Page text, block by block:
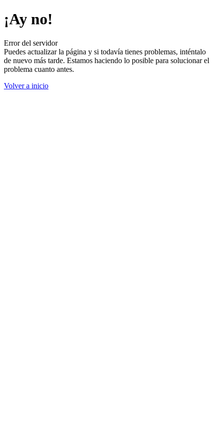
¡Ay no!
Error del servidor
Puedes actualizar la página y si todavía tienes problemas, inténtalo
de nuevo más tarde. Estamos haciendo lo posible para solucionar el
problema cuanto antes.
Volver a inicio